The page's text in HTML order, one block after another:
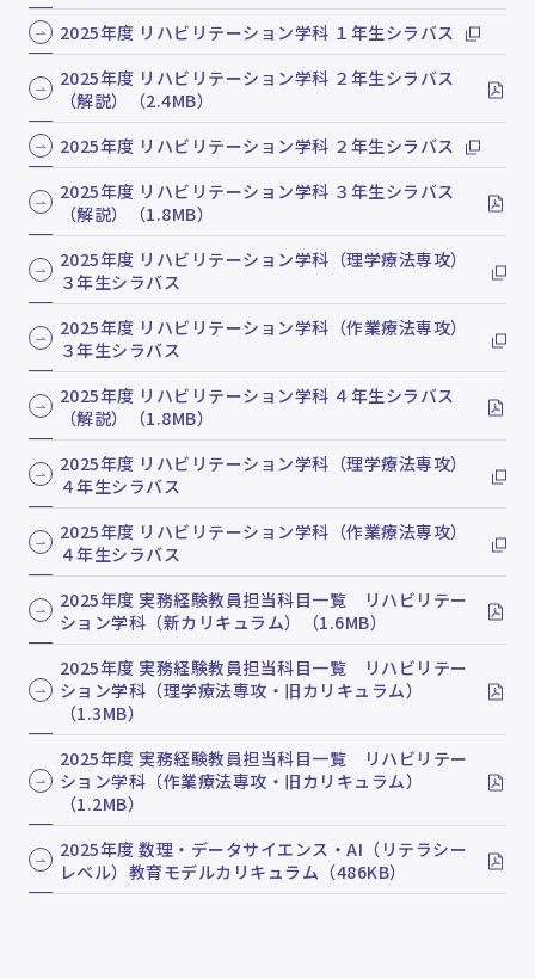
2025年度 リハビリテーション学科 １年生シラバス
2025年度 リハビリテーション学科 ２年生シラバス
（解説）（2.4MB）
2025年度 リハビリテーション学科 ２年生シラバス
2025年度 リハビリテーション学科 ３年生シラバス
（解説）（1.8MB）
2025年度 リハビリテーション学科（理学療法専攻）
３年生シラバス
2025年度 リハビリテーション学科（作業療法専攻）
３年生シラバス
2025年度 リハビリテーション学科 ４年生シラバス
（解説）（1.8MB）
2025年度 リハビリテーション学科（理学療法専攻）
４年生シラバス
2025年度 リハビリテーション学科（作業療法専攻）
４年生シラバス
2025年度 実務経験教員担当科目一覧 リハビリテー
ション学科（新カリキュラム）（1.6MB）
2025年度 実務経験教員担当科目一覧 リハビリテー
ション学科（理学療法専攻・旧カリキュラム）
（1.3MB）
2025年度 実務経験教員担当科目一覧 リハビリテー
ション学科（作業療法専攻・旧カリキュラム）
（1.2MB）
2025年度 数理・データサイエンス・AI（リテラシー
レベル）教育モデルカリキュラム（486KB）